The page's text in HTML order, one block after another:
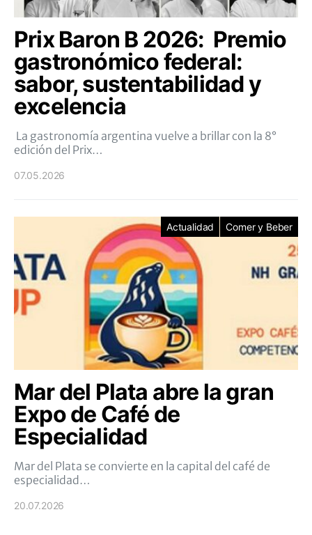
Prix Baron B 2026: Premio
gastronómico federal:
sabor, sustentabilidad y
excelencia
La gastronomía argentina vuelve a brillar con la 8°
edición del Prix…
07.05.2026
Actualidad Comer y Beber
Mar del Plata abre la gran
Expo de Café de
Especialidad
Mar del Plata se convierte en la capital del café de
especialidad…
20.07.2026